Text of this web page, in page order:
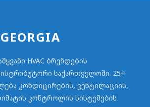
HVAC ბრენდების
საქართველოში. 25+
კონდიცირების, ვენტილაციის,
კონტროლის სისტემების